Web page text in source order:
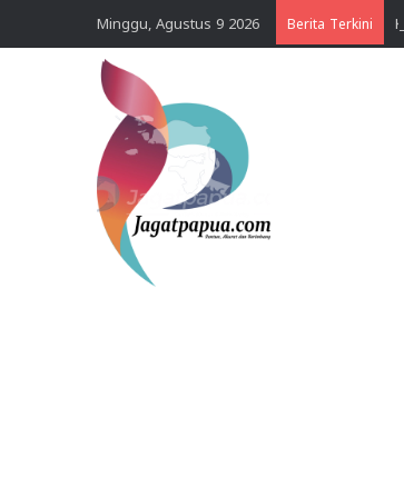
Minggu, Agustus 9 2026 Berita Terkini